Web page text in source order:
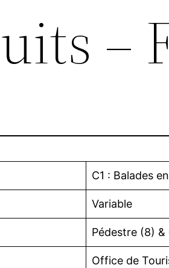
–
C1 : Balades
Variable
Pédestre (8) &
Office de